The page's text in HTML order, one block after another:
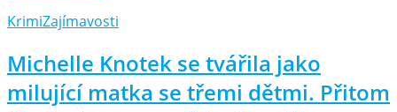
KrimiZajímavosti
Michelle Knotek se tvářila jako
milující matka se třemi dětmi. Přitom